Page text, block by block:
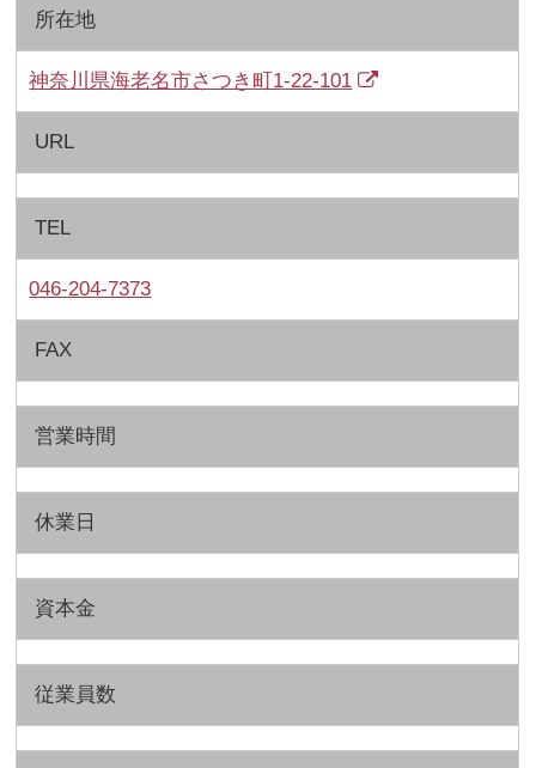
所在地
神奈川県海老名市さつき町1-22-101
URL
TEL
046-204-7373
FAX
営業時間
休業日
資本金
従業員数